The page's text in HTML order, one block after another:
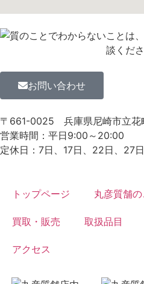
お問い合わせ
〒661-0025 兵庫県尼崎市立
営業時間：平日9:00～20:00
定休日：7日、17日、22日、27日
トップページ 丸彦質舗の
買取・販売 取扱品目
アクセス